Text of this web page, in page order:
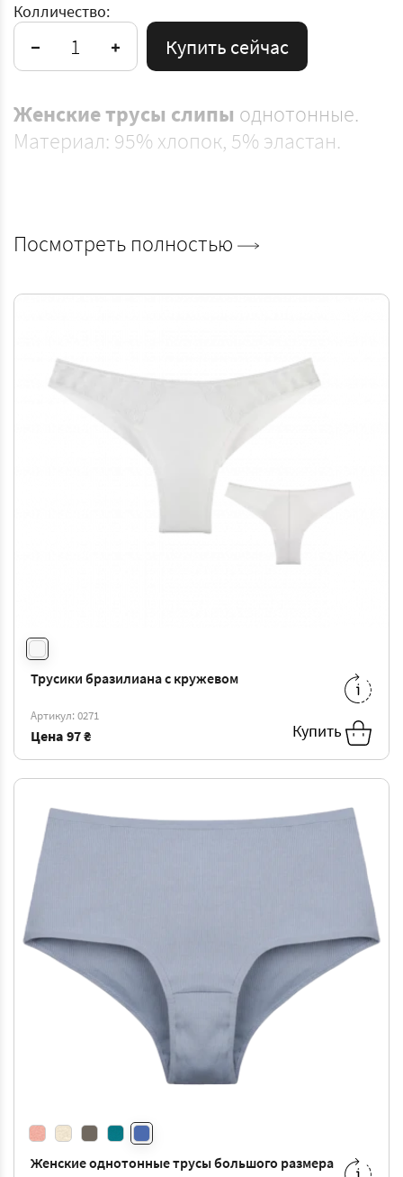
Колличество:
Купить сейчас
Женскиетрусы слипы однотонные.
Материал: 95% хлопок, 5% эластан.
Посмотреть полностью
Трусики бразилиана с кружевом
Артикул: 0271
Цена 97 ₴ Купить
M - 103 ₴ L - 108 ₴
XL 113 ₴
Женские однотонные трусы большого размера
M - 108 ₴ L - 114 ₴